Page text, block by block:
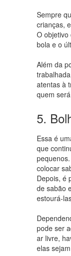
Sempre
crianças,
O objetivo
bola e o
Além da
atentas à
quem
5.
Essa é
que
colocar
Depois, é
de sabão
estourá-
pode ser
ar livre,
elas